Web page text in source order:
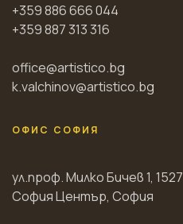
+359 886 666 044
+359 887 313 316
office@artistico.bg
k.valchinov@artistico.bg
ОФИС СОФИЯ
ул.проф. Милко Бичев 1, 1527
София Център, София